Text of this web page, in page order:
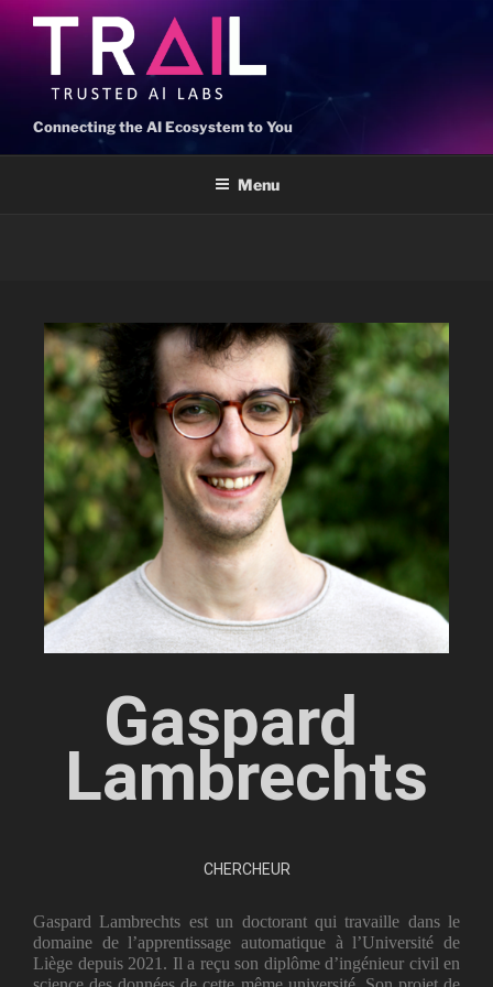
Connecting the AI Ecosystem to You
Menu
Gaspard
Lambrechts
CHERCHEUR
Gaspard Lambrechts est un doctorant qui travaille dans le
domaine de l’apprentissage automatique à l’Université de
Liège depuis 2021. Il a reçu son diplôme d’ingénieur civil en